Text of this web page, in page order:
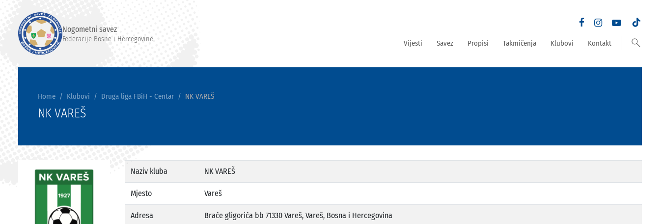
Nogometni savez
Federacije Bosne i Hercegovine Vijesti Savez Propisi Takmičenja Klubovi Kontakt search
Home Klubovi Druga liga FBiH - Centar NK VAREŠ
NK VAREŠ
Naziv kluba NK VAREŠ
Mjesto Vareš
Adresa Braće gligorića bb 71330 Vareš, Vareš, Bosna i Hercegovina